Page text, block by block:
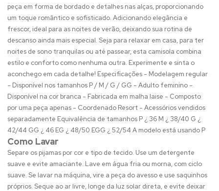
peça em forma de bordado e detalhes nas alças, proporcionando
um toque romântico e sofisticado. Adicionando elegância e
frescor, ideal para as noites de verão, deixando sua rotina de
descanso ainda mais especial. Seja para relaxar em casa, para ter
noites de sono tranquilas ou até passear, esta camisola combina
estilo e conforto como nenhuma outra. Experimente e sinta o
aconchego em cada detalhe! Especificações - Modelagem regular
- Disponível nos tamanhos P / M / G / GG - Adulto feminino -
Disponível na cor branca - Fabricada em malha laise - Composto
por uma peça apenas - Coordenado Resort - Acessórios vendidos
separadamente Equivalência de tamanhos P ¿ 36 M ¿ 38/40 G ¿
42/44 GG ¿ 46 EG ¿ 48/50 EGG ¿ 52/54 A modelo está usando P
Como Lavar
Separe os pijamas por cor e tipo de tecido. Use um detergente
suave e evite amaciante. Lave em água fria ou morna, com ciclo
suave. Se lavar na máquina, vire a peça do avesso e use saquinhos
próprios. Seque ao ar livre, longe da luz solar direta, e evite deixar